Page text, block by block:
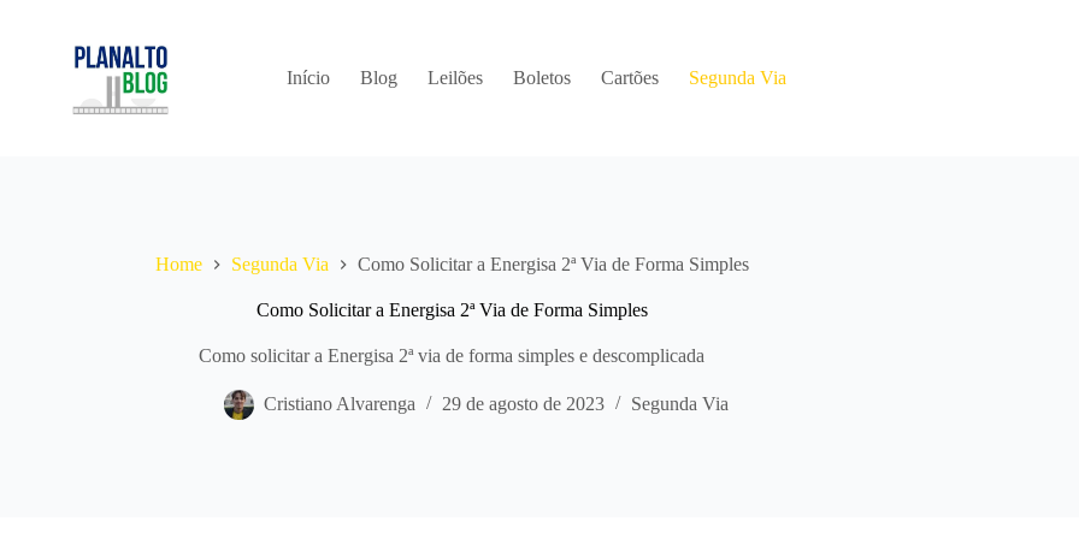
Início Blog Leilões Boletos Cartões Segunda Via
Home Segunda Via Como Solicitar a Energisa 2ª Via de Forma Simples
Como Solicitar a Energisa 2ª Via de Forma Simples
Como solicitar a Energisa 2ª via de forma simples e descomplicada
Cristiano Alvarenga 29 de agosto de 2023 Segunda Via